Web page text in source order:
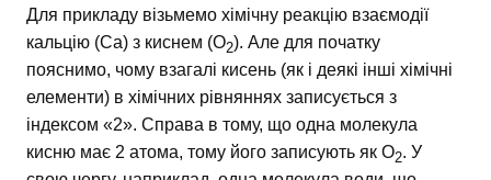
Для прикладу візьмемо хімічну реакцію взаємодії
кальцію (Ca) з киснем (O2). Але для початку
пояснимо, чому взагалі кисень (як і деякі інші хімічні
елементи) в хімічних рівняннях записується з
індексом «2». Справа в тому, що одна молекула
кисню має 2 атома, тому його записують як O2. У